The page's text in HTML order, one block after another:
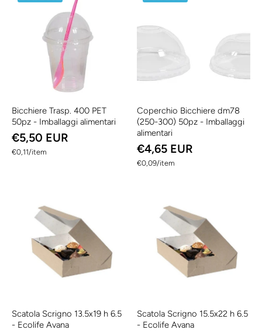
Bicchiere Trasp. 400 PET
50pz - Imballaggi alimentari
€5,50 EUR
€0,11/
per item
Coperchio Bicchiere dm78
(250-300) 50pz - Imballaggi
alimentari
€4,65 EUR
€0,09/
per item
Scatola Scrigno 13.5x19 h 6.5
- Ecolife Avana
Scatola Scrigno 15.5x22 h 6.5
- Ecolife Avana